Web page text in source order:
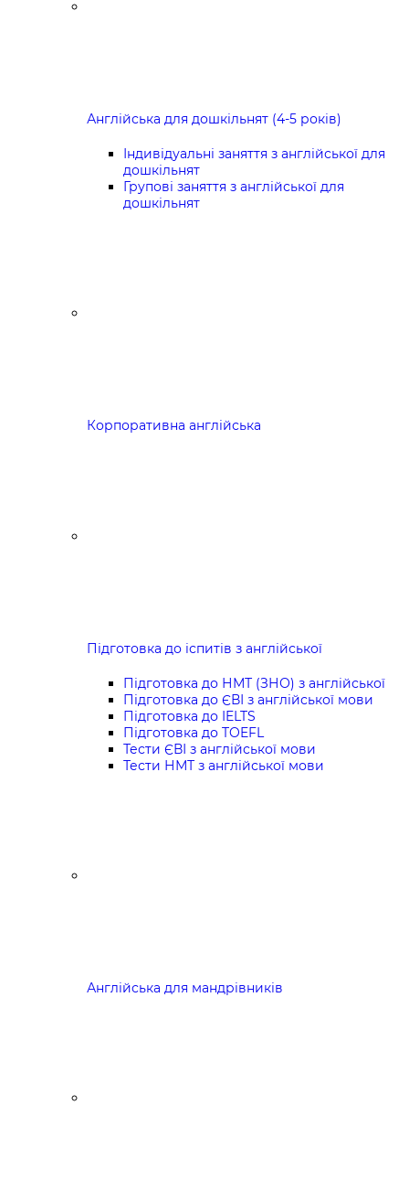
Англійська для дошкільнят (4-5 років)
Індивідуальні заняття з англійської для
дошкільнят
Групові заняття з англійської для
дошкільнят
Корпоративна англійська
Підготовка до іспитів з англійської
Підготовка до НМТ (ЗНО) з англійської
Підготовка до ЄВІ з англійської мови
Підготовка до IELTS
Підготовка до TOEFL
Тести ЄВІ з англійської мови
Тести НМТ з англійської мови
Англійська для мандрівників